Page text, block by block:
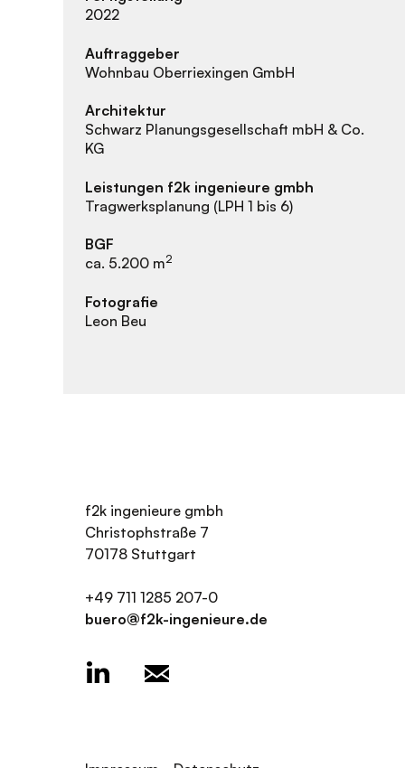
2022
Auftraggeber
Wohnbau Oberriexingen GmbH
Architektur
Schwarz Planungsgesellschaft mbH & Co.
KG
Leistungen f2k ingenieure gmbh
Tragwerksplanung (LPH 1 bis 6)
BGF
ca. 5.200 m2
Fotografie
Leon Beu
f2k ingenieure gmbh
Christophstraße 7
70178 Stuttgart
+49 711 1285 207-0
buero@f2k-ingenieure.de